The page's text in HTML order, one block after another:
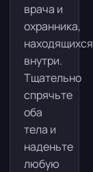
врача и
охранника,
находящихся
внутри.
Тщательно
спрячьте
оба
тела и
наденьте
любую